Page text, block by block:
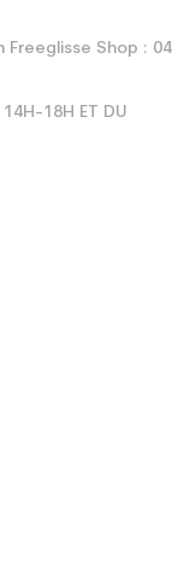
Shop : 04
18H ET DU